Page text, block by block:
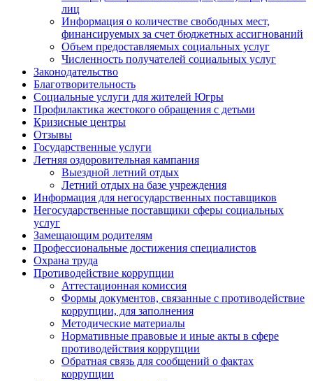
лиц
Информация о количестве свободных мест,
финансируемых за счет бюджетных ассигнований
Объем предоставляемых социальных услуг
Численность получателей социальных услуг
Законодательство
Благотворительность
Социальные услуги для жителей Югры
Профилактика жестокого обращения с детьми
Кризисные центры
Отзывы
Государственные услуги
Летняя оздоровительная кампания
Выездной летний отдых
Летний отдых на базе учреждения
Информация для негосударственных поставщиков
Негосударственные поставщики сферы социальных
услуг
Замещающим родителям
Профессиональные достижения специалистов
Охрана труда
Противодействие коррупции
Аттестационная комиссия
Формы документов, связанные с противодействие
коррупции, для заполнения
Методические материалы
Нормативные правовые и иные акты в сфере
противодействия коррупции
Обратная связь для сообщений о фактах
коррупции